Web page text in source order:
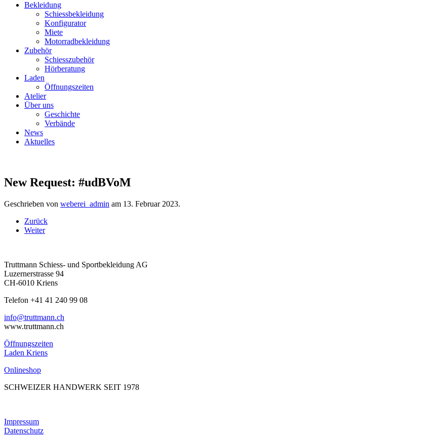
Bekleidung
Schiessbekleidung
Konfigurator
Miete
Motorradbekleidung
Zubehör
Schiesszubehör
Hörberatung
Laden
Öffnungszeiten
Atelier
Über uns
Geschichte
Verbände
News
Aktuelles
New Request: #udBVoM
Geschrieben von weberei_admin am 13. Februar 2023.
Zurück
Weiter
Truttmann Schiess- und Sportbekleidung AG
Luzernerstrasse 94
CH-6010 Kriens
Telefon +41 41 240 99 08
hc.nnamtturt@ofni
www.truttmann.ch
Öffnungszeiten
Laden Kriens
Onlineshop
SCHWEIZER HANDWERK SEIT 1978
Impressum
Datenschutz